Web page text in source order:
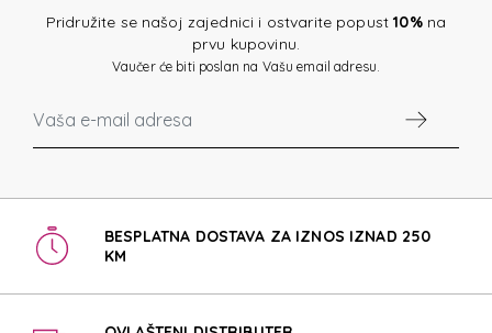
Pridružite se našoj zajednici i ostvarite popust10%na
prvu kupovinu.
Vaučer će biti poslan na Vašu email adresu.
BESPLATNA DOSTAVA ZA IZNOS IZNAD 250
KM